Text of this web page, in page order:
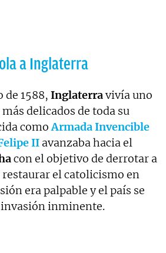
a Inglaterra
de 1588, Inglaterravivía uno
delicados de toda su
comoArmada Invencible
II avanzaba hacia el
con el objetivo de derrotar a
restaurar el catolicismo en
era palpable y el país se
inminente.